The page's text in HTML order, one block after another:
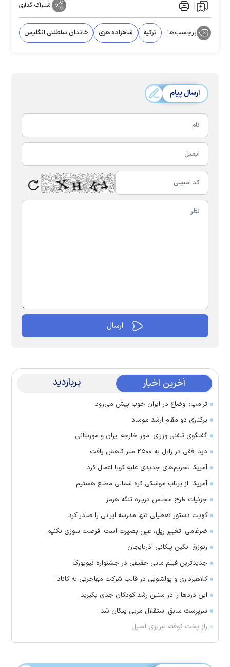
اشتراک گذاری
برچسب‌ها: ترکیه شاهزاده هری خاندان سلطنتی انگلیس
ارسال پیام
آخرین اخبار پربازدید
ترامپ: اوضاع در ایران خوب پیش می‌رود
برکناری دو مقام ارشد موساد
گفتگوی تلفنی وزرای امور خارجه ایران و موریتانی
دید افقی در زابل به ۲۵۰۰ متر کاهش یافت
آمریکا تحریم‌های جدیدی علیه کوبا اعمال کرد
آمریکا: از پرتاب موشکی کره شمالی مطلع هستیم
جزئیات طرح مجلس درباره تنگه هرمز
کویت دستور تعطیلی تنها مدرسه ایرانی را صادر کرد
ضرغامی: تغییر ریل، عین بصیرت است. فرصت سوزی نکنیم
زنوزق؛ نگین پلکانی آذربایجان
جدیدترین فیلم مانی حقیقی در جشنواره نیویورک
کلاهبرداری و پولشویی در قالب شرکت مهاجرتی به کانادا
این درد‌ها را در سنین رشد کودکان جدی بگیرید
سرپرست سابق استقلال مربی پیکان شد
راز پخت کوفته تبریزی اصیل